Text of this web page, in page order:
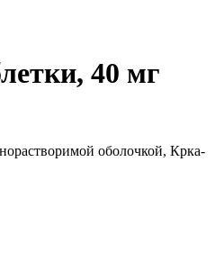
40 мг
оболочкой, Крка-